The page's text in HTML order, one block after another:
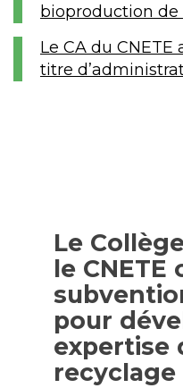
bioproduction de
Le CA du
titre
Le
le
pour
expertise
recyclage